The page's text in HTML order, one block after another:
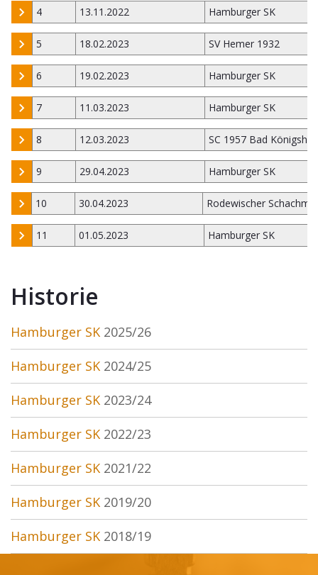
4 13.11.2022 Hamburger SK
5 18.02.2023 SV Hemer 1932
6 19.02.2023 Hamburger SK
7 11.03.2023 Hamburger SK
8 12.03.2023 SC 1957 Bad
9 29.04.2023 Hamburger SK
10 30.04.2023 Rodewischer
11 01.05.2023 Hamburger SK
Historie
Hamburger SK 2025/26
Hamburger SK 2024/25
Hamburger SK 2023/24
Hamburger SK 2022/23
Hamburger SK 2021/22
Hamburger SK 2019/20
Hamburger SK 2018/19